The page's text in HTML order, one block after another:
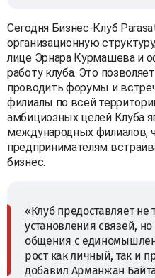
Сегодня Бизнес-Клуб
организационную
лице Эрнара Курмашева и
работу клуба. Это
проводить форумы и
филиалы по всей
амбициозных целей Клуба
международных филиалов,
предпринимателям
бизнес.
«Клуб предоставляет
установления связей,
общения с
рост как личный, так и
добавил Арманжан